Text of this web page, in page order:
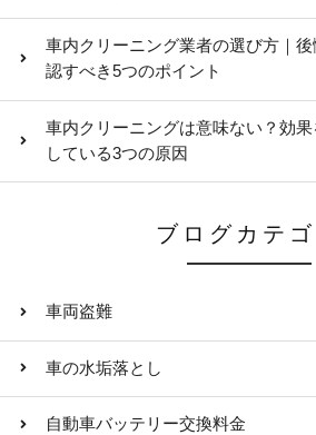
車内クリーニング業者の選び方｜
認すべき5つのポイント
車内クリーニングは意味ない？効
している3つの原因
ブログカテゴ
車両盗難
車の水垢落とし
自動車バッテリー交換料金